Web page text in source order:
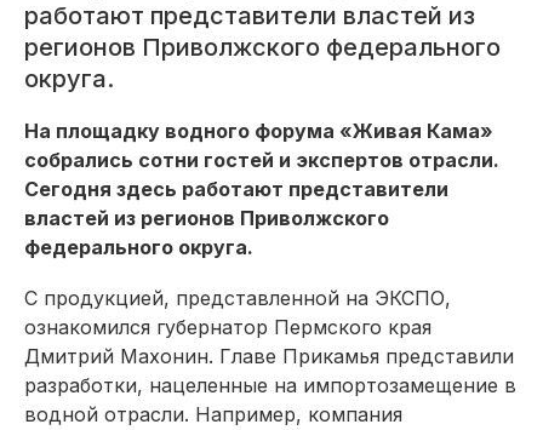
работают представители властей из
регионов Приволжского федерального
округа.
На площадку водного форума «Живая Кама»
собрались сотни гостей и экспертов отрасли.
Сегодня здесь работают представители
властей из регионов Приволжского
федерального округа.
С продукцией, представленной на ЭКСПО,
ознакомился губернатор Пермского края
Дмитрий Махонин. Главе Прикамья представили
разработки, нацеленные на импортозамещение в
водной отрасли. Например, компания